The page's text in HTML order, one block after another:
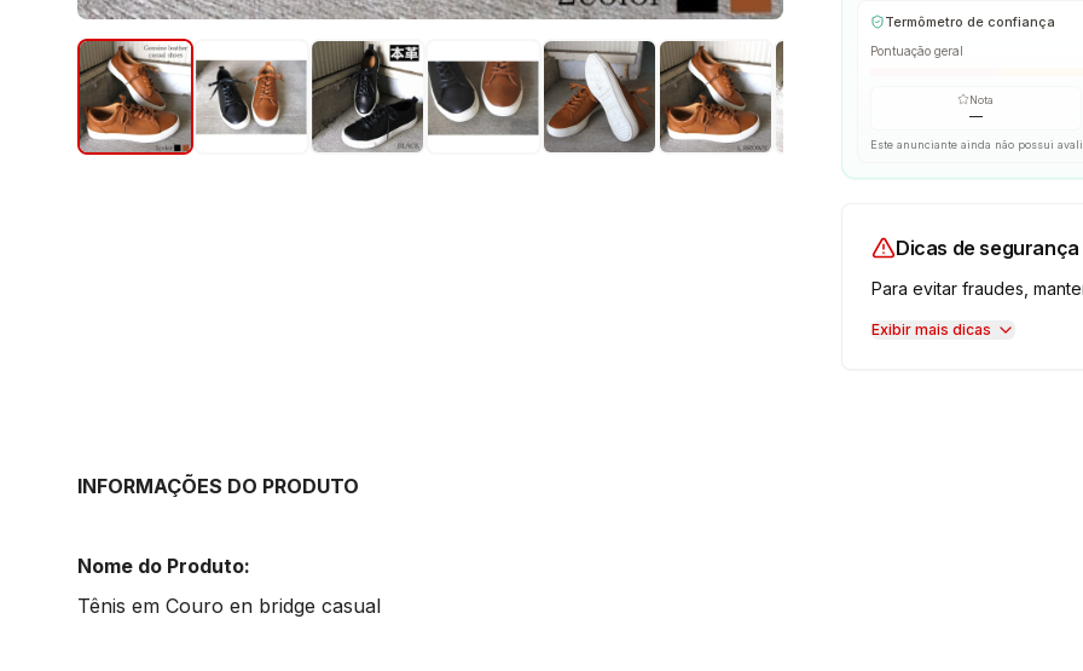
Termômetro de confiança
Pontuação geral
Nota
—
Este anunciante ainda não possui
Dicas de segurança
Para evitar fraudes,
Exibir mais dicas
INFORMAÇÕES DO PRODUTO
Nome do Produto:
Tênis em Couro en bridge casual